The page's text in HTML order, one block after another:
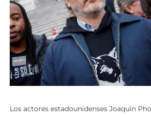
Los actores estadounidenses Joaquin